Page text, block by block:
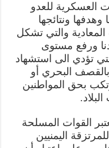
العسكرية للعدو
ونتائجها
والتي تشكل
ورفع مستوى
تؤدي الى استشهاد
البحري أو
بحق المواطنين
القوات المسلحة
اليمنيين